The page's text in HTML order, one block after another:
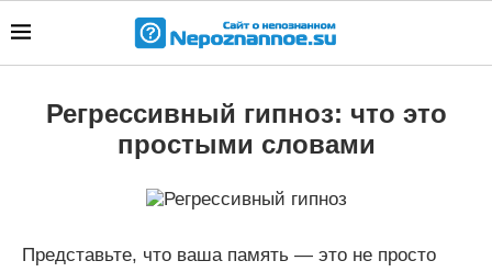
Регрессивный гипноз: что это
простыми словами
Представьте, что ваша память — это не просто